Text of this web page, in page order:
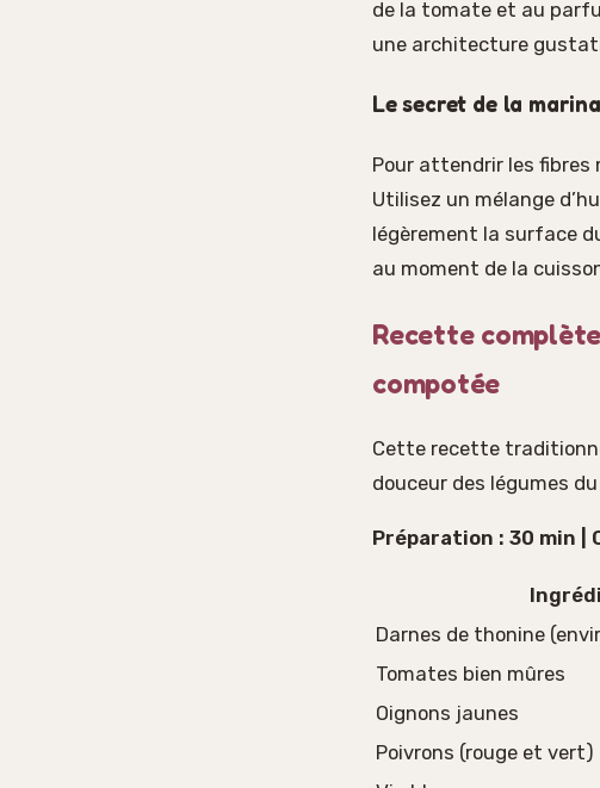
de la tomate et au
une architecture
Le secret de la
Pour attendrir les fibres
Utilisez un mélange
légèrement la surface
au moment de la
Recette
compotée
Cette recette
douceur des légumes
Préparation : 30 min |
Darnes de thonine
Tomates bien mûres
Oignons jaunes
Poivrons (rouge et vert)